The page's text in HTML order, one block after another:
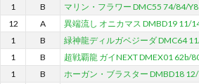
1
B マリン・フラワー DMC55 74/84/
12
A 異端流し オニカマス DMBD19 11/
1
B 緑神龍ディルガベジーダ DMC64
1
B 超戦覇龍 ガイNEXT DMEX01 62b/
1
B ホーガン・ブラスター DMBD18